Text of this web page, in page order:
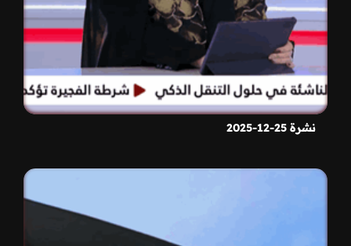
نشرة 25-12-2025